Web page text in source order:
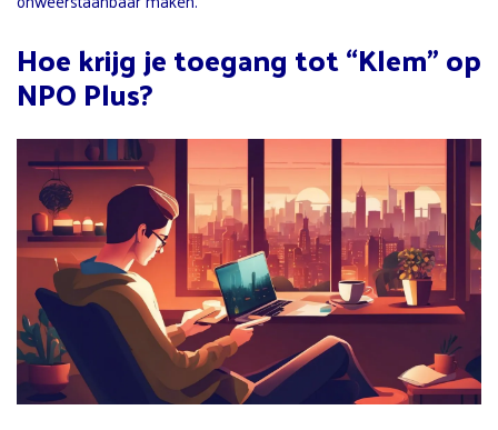
Hoe krijg je toegang tot “Klem” op
NPO Plus?